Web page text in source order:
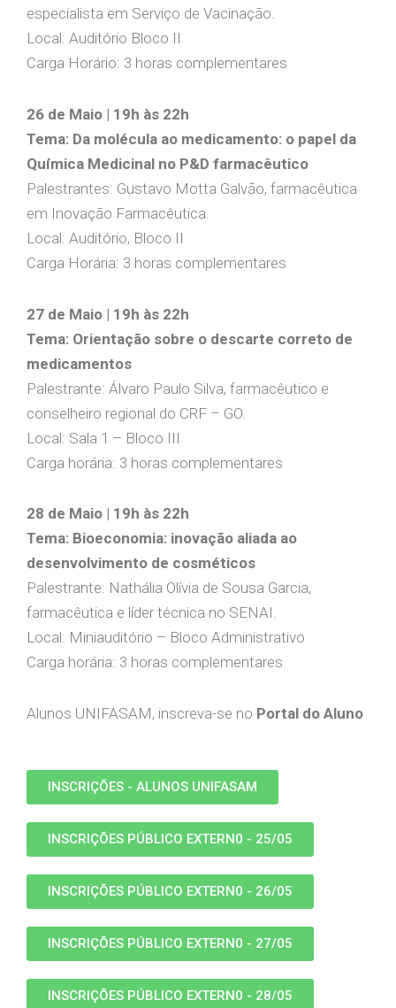
especialista em Serviço de Vacinação.
Local: Auditório Bloco II
Carga Horário: 3 horas complementares
26 de Maio | 19h às 22h
Tema: Da molécula ao medicamento: o papel da
Química Medicinal no P&D farmacêutico
Palestrantes: Gustavo Motta Galvão, farmacêutica
em Inovação Farmacêutica.
Local: Auditório, Bloco II
Carga Horária: 3 horas complementares
27 de Maio | 19h às 22h
Tema: Orientação sobre o descarte correto de
medicamentos
Palestrante: Álvaro Paulo Silva, farmacêutico e
conselheiro regional do CRF – GO.
Local: Sala 1 – Bloco III
Carga horária: 3 horas complementares
28 de Maio | 19h às 22h
Tema: Bioeconomia: inovação aliada ao
desenvolvimento de cosméticos
Palestrante: Nathália Olívia de Sousa Garcia,
farmacêutica e líder técnica no SENAI.
Local: Miniauditório – Bloco Administrativo
Carga horária: 3 horas complementares
Alunos UNIFASAM, inscreva-se no Portal do Aluno
INSCRIÇÕES - ALUNOS UNIFASAM
INSCRIÇÕES PÚBLICO EXTERN0 - 25/05
INSCRIÇÕES PÚBLICO EXTERN0 - 26/05
INSCRIÇÕES PÚBLICO EXTERN0 - 27/05
INSCRIÇÕES PÚBLICO EXTERN0 - 28/05